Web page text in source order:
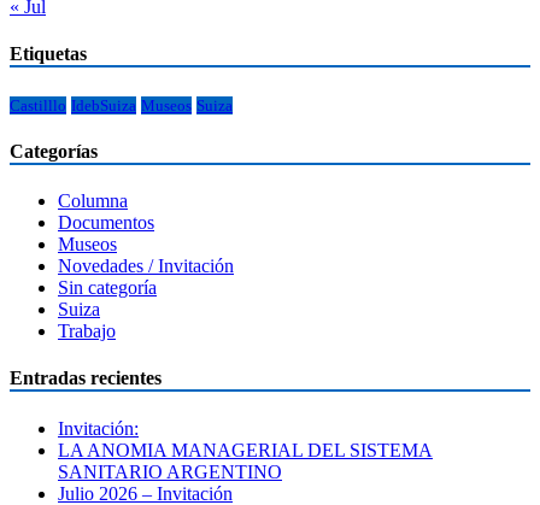
« Jul
Etiquetas
Castilllo IdebSuiza Museos Suiza
Categorías
Columna
Documentos
Museos
Novedades / Invitación
Sin categoría
Suiza
Trabajo
Entradas recientes
Invitación:
LA ANOMIA MANAGERIAL DEL SISTEMA
SANITARIO ARGENTINO
Julio 2026 – Invitación